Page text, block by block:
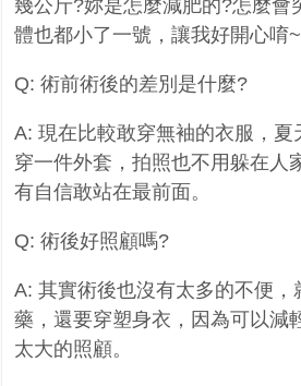
幾公斤?妳是怎麼減肥的?怎麼會
體也都小了一號，讓我好開心唷~
Q:術前術後的差別是什麼?
A:現在比較敢穿無袖的衣服，
穿一件外套，拍照也不用躲在人
有自信敢站在最前面。
Q:術後好照顧嗎?
A:其實術後也沒有太多的不便，
藥，還要穿塑身衣，因為可以減
太大的照顧。